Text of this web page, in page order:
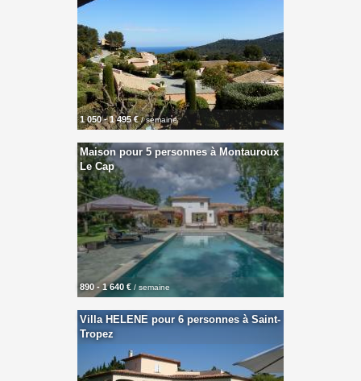
1 050 - 1 495 €/ semaine
Maison pour 5 personnes à Montauroux
Le Cap
890 - 1 640 € / semaine
Villa HELENE pour 6 personnes à Saint-
Tropez